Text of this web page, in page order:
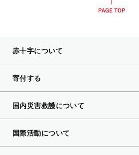
赤十字について
寄付する
国内災害救護について
国際活動について